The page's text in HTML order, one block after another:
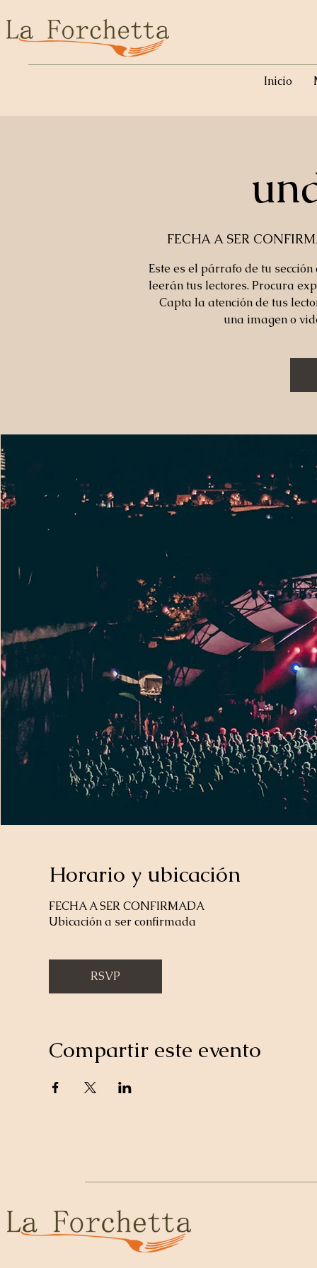
Inicio
FECHA A SER
Este es el párrafo de tu
leerán tus lectores. Procura
Capta la atención de tus
una imagen o
Horario y ubicación
FECHA A SER CONFIRMADA
Ubicación a ser confirmada
RSVP
Compartir este evento